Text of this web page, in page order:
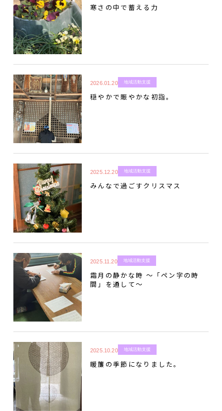
寒さの中で蓄える力
2026.01.20 地域活動支援
穏やかで賑やかな初詣。
2025.12.20 地域活動支援
みんなで過ごすクリスマス
2025.11.20 地域活動支援
霜月の静かな時 〜「ペン字の時
間」を通して〜
2025.10.20 地域活動支援
暖簾の季節になりました。